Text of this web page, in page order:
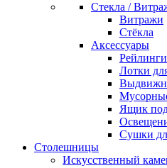
Стекла /
Витражи
Стёкла
Аксессуары
Рейлинги
Лотки
Ящик
Сушки
Столешницы
Искусственный